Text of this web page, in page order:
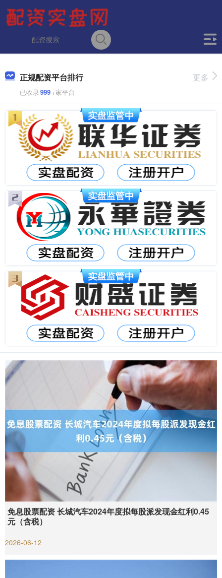
正规配资平台排行
已收录999+家平台
更多
免息股票配资 长城汽车2024年度拟每股派发现金红利0.45
元（含税）
2026-06-12